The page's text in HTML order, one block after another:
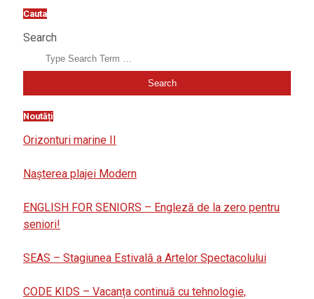
Cauta
Search
Noutăți
Orizonturi marine II
Nașterea plajei Modern
ENGLISH FOR SENIORS – Engleză de la zero pentru
seniori!
SEAS – Stagiunea Estivală a Artelor Spectacolului
CODE KIDS – Vacanța continuă cu tehnologie,